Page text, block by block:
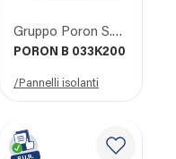
Gruppo Poron S.R.L.
PORON B 033K200
/Pannelli isolanti